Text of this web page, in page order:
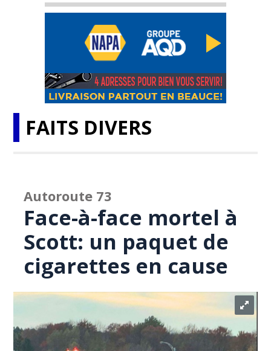
FAITS DIVERS
Autoroute 73
Face-à-face mortel à
Scott: un paquet de
cigarettes en cause